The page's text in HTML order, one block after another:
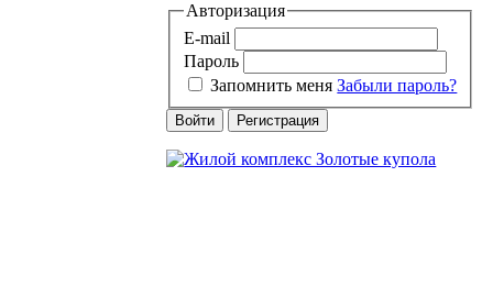
Авторизация
E-mail
Пароль
Запомнить меня Забыли пароль?
Войти Регистрация